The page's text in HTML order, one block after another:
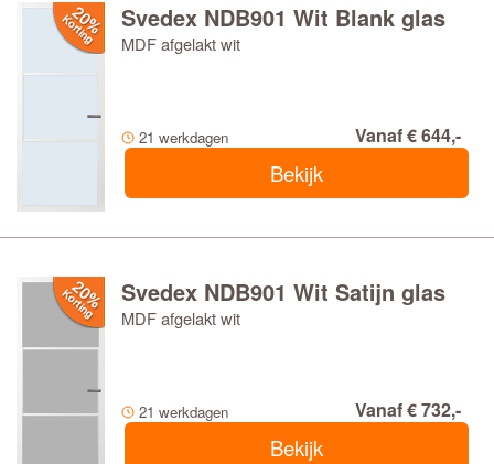
Svedex NDB901 Wit Blank glas
MDF afgelakt wit
21 werkdagen Vanaf € 644,-
Bekijk
Svedex NDB901 Wit Satijn glas
MDF afgelakt wit
21 werkdagen Vanaf € 732,-
Bekijk